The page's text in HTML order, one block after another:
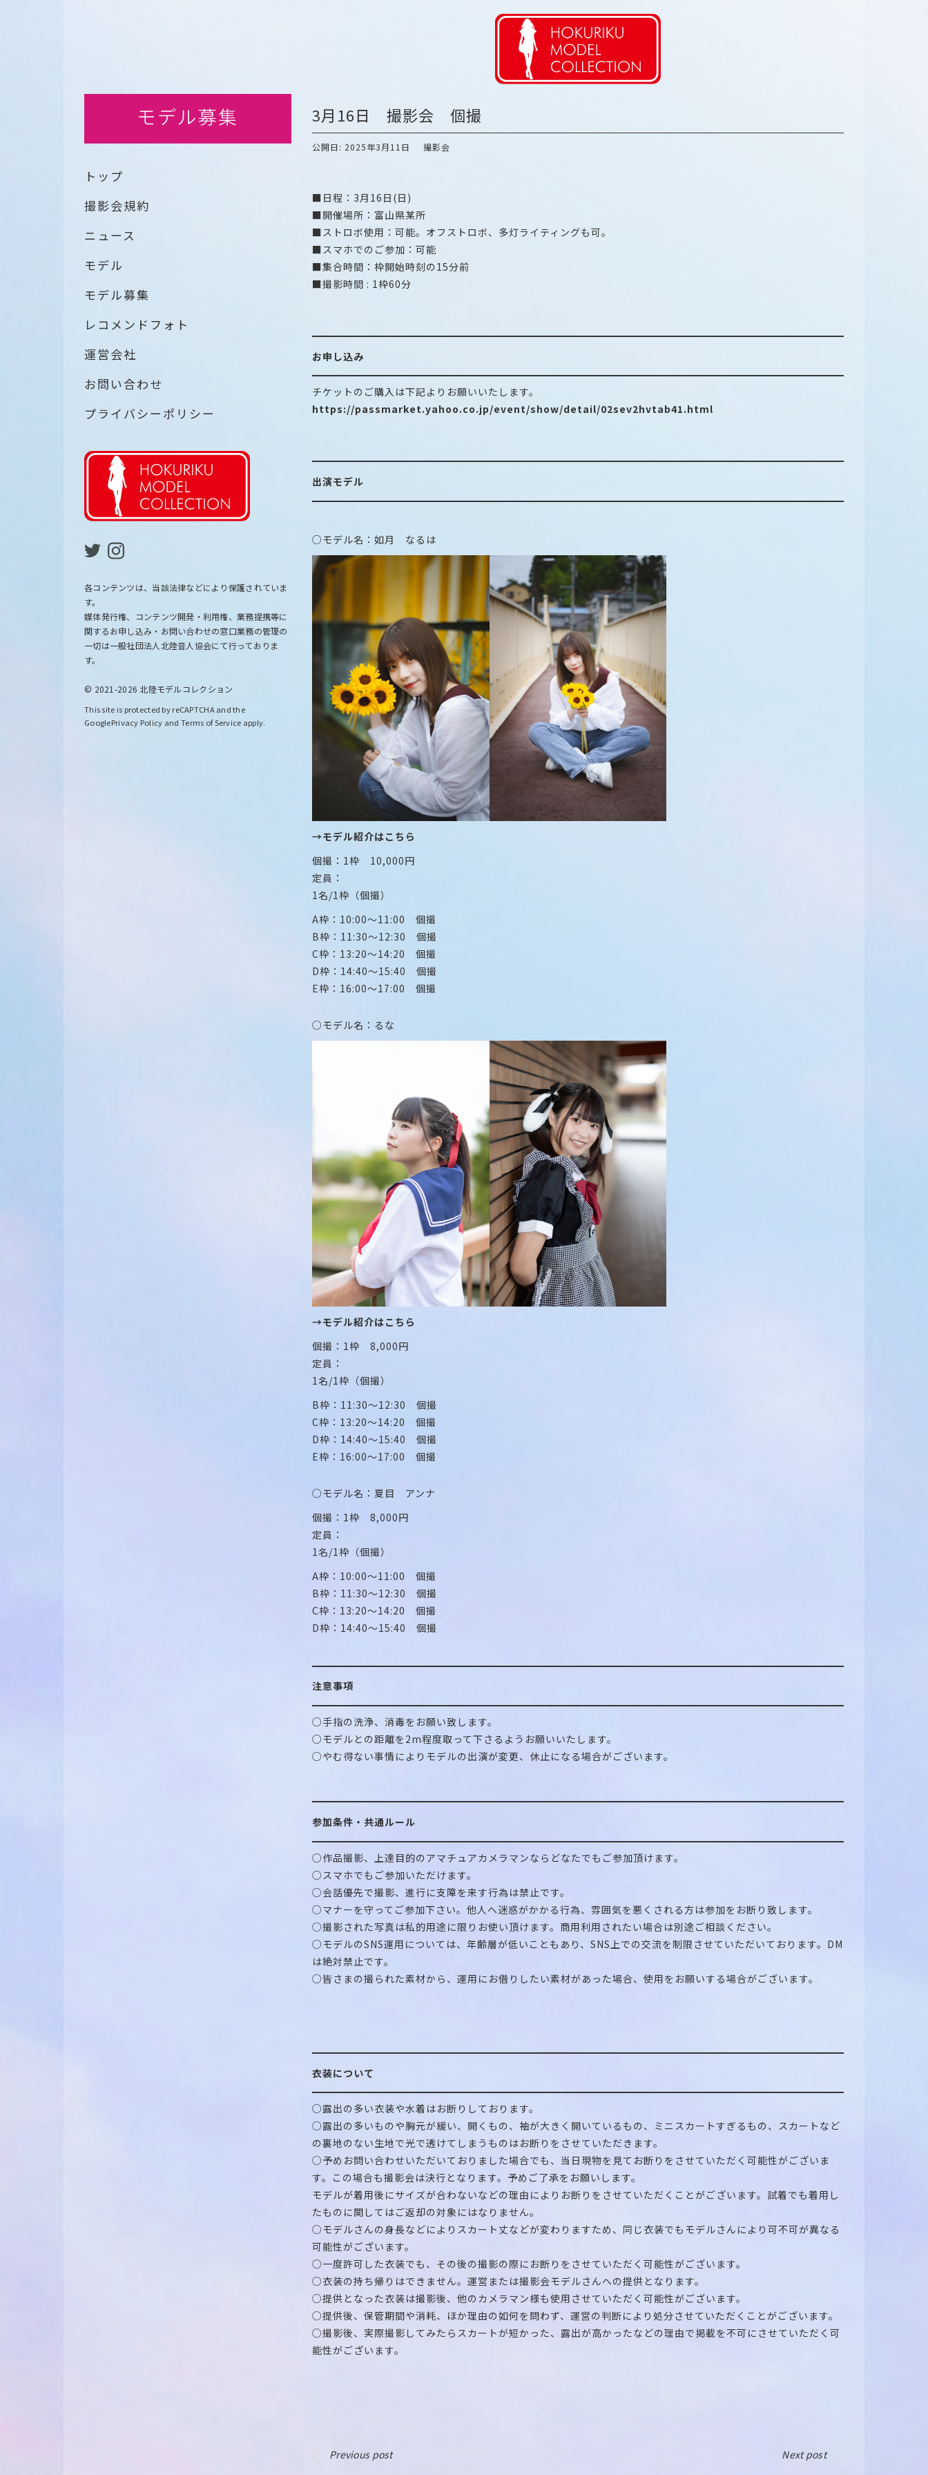
トップ
撮影会規約
ニュース
モデル
モデル募集
レコメンドフォト
運営会社
お問い合わせ
プライバシーポリシー
各コンテンツは、当該法律などにより保護されていま
す。
媒体発行権、コンテンツ開発・利用権、業務提携等に
関するお申し込み・お問い合わせの窓口業務の管理の
一切は一般社団法人北陸音人協会にて行っておりま
す。
© 2021-2026 北陸モデルコレクション
This site is protected by reCAPTCHA and the
GooglePrivacy Policy andTerms of Service apply.
3月16日 撮影会 個撮
公開日: 2025年3月11日 撮影会
■日程：3月16日(日)
■開催場所：富山県某所
■ストロボ使用：可能。オフストロボ、多灯ライティングも可。
■スマホでのご参加：可能
■集合時間：枠開始時刻の15分前
■撮影時間 : 1枠60分
お申し込み
チケットのご購入は下記よりお願いいたします。
https://passmarket.yahoo.co.jp/event/show/detail/02sev2hvtab41.html
出演モデル
○モデル名：如月 なるは
→モデル紹介はこちら
個撮：1枠 10,000円
定員：
1名/1枠（個撮）
A枠：10:00～11:00 個撮
B枠：11:30～12:30 個撮
C枠：13:20～14:20 個撮
D枠：14:40～15:40 個撮
E枠：16:00～17:00 個撮
○モデル名：るな
→モデル紹介はこちら
個撮：1枠 8,000円
定員：
1名/1枠（個撮）
B枠：11:30～12:30 個撮
C枠：13:20～14:20 個撮
D枠：14:40～15:40 個撮
E枠：16:00～17:00 個撮
○モデル名：夏目 アンナ
個撮：1枠 8,000円
定員：
1名/1枠（個撮）
A枠：10:00～11:00 個撮
B枠：11:30～12:30 個撮
C枠：13:20～14:20 個撮
D枠：14:40～15:40 個撮
注意事項
○手指の洗浄、消毒をお願い致します。
○モデルとの距離を2m程度取って下さるようお願いいたします。
○やむ得ない事情によりモデルの出演が変更、休止になる場合がございます。
参加条件・共通ルール
○作品撮影、上達目的のアマチュアカメラマンならどなたでもご参加頂けます。
○スマホでもご参加いただけます。
○会話優先で撮影、進行に支障を来す行為は禁止です。
○マナーを守ってご参加下さい。他人へ迷惑がかかる行為、雰囲気を悪くされる方は参加をお断り致します。
○撮影された写真は私的用途に限りお使い頂けます。商用利用されたい場合は別途ご相談ください。
○モデルのSNS運用については、年齢層が低いこともあり、SNS上での交流を制限させていただいております。DM
は絶対禁止です。
○皆さまの撮られた素材から、運用にお借りしたい素材があった場合、使用をお願いする場合がございます。
衣装について
○露出の多い衣装や水着はお断りしております。
○露出の多いものや胸元が緩い、開くもの、袖が大きく開いているもの、ミニスカートすぎるもの、スカートなど
の裏地のない生地で光で透けてしまうものはお断りをさせていただきます。
○予めお問い合わせいただいておりました場合でも、当日現物を見てお断りをさせていただく可能性がございま
す。この場合も撮影会は決行となります。予めご了承をお願いします。
モデルが着用後にサイズが合わないなどの理由によりお断りをさせていただくことがございます。試着でも着用し
たものに関してはご返却の対象にはなりません。
○モデルさんの身長などによりスカート丈などが変わりますため、同じ衣装でもモデルさんにより可不可が異なる
可能性がございます。
○一度許可した衣装でも、その後の撮影の際にお断りをさせていただく可能性がございます。
○衣装の持ち帰りはできません。運営または撮影会モデルさんへの提供となります。
○提供となった衣装は撮影後、他のカメラマン様も使用させていただく可能性がございます。
○提供後、保管期間や消耗、ほか理由の如何を問わず、運営の判断により処分させていただくことがございます。
○撮影後、実際撮影してみたらスカートが短かった、露出が高かったなどの理由で掲載を不可にさせていただく可
能性がございます。
Previous post Next post